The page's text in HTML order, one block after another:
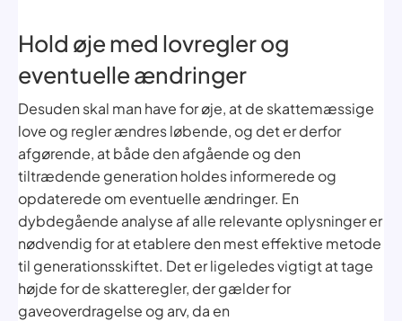
Hold øje med lovregler og
eventuelle ændringer
Desuden skal man have for øje, at de skattemæssige
love og regler ændres løbende, og det er derfor
afgørende, at både den afgående og den
tiltrædende generation holdes informerede og
opdaterede om eventuelle ændringer. En
dybdegående analyse af alle relevante oplysninger er
nødvendig for at etablere den mest effektive metode
til generationsskiftet. Det er ligeledes vigtigt at tage
højde for de skatteregler, der gælder for
gaveoverdragelse og arv, da en